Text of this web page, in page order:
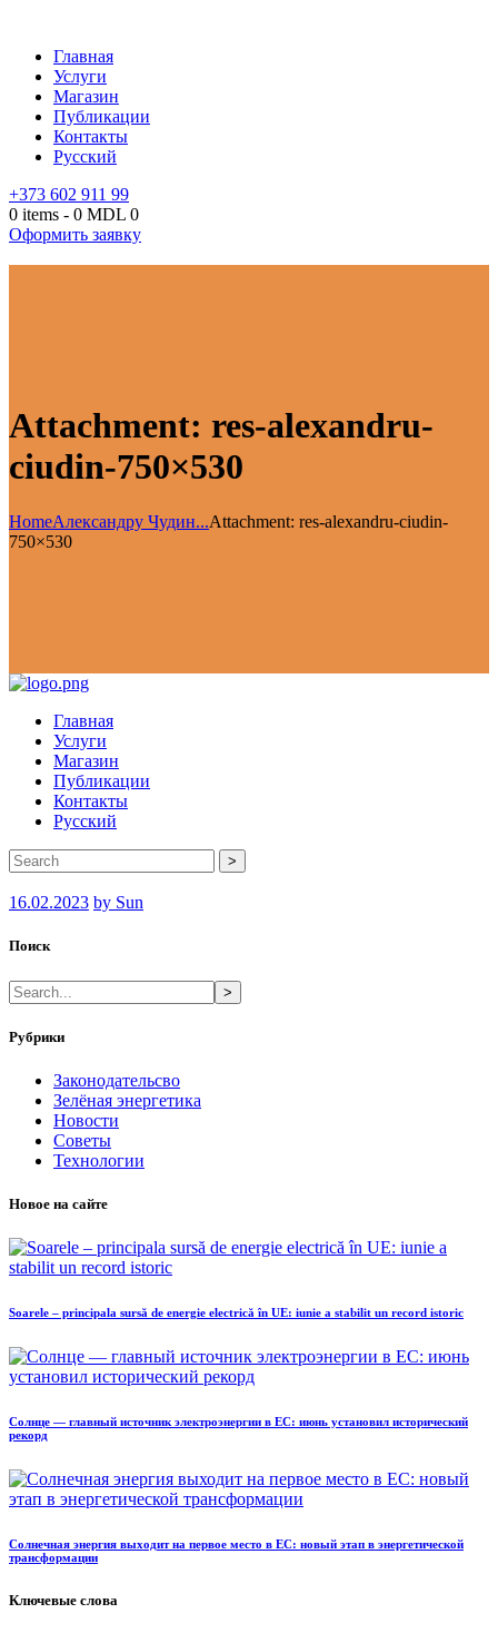
Главная
Услуги
Магазин
Публикации
Контакты
Русский
+373 602 911 99
0 items - 0 MDL 0
Оформить заявку
Attachment: res-alexandru-
ciudin-750×530
HomeАлександру Чудин...Attachment: res-alexandru-ciudin-
750×530
Главная
Услуги
Магазин
Публикации
Контакты
Русский
>
16.02.2023 by Sun
Поиск
>
Рубрики
Законодательсво
Зелёная энергетика
Новости
Советы
Технологии
Новое на сайте
Soarele – principala sursă de energie electrică în UE: iunie a stabilit un record istoric
Солнце — главный источник электроэнергии в ЕС: июнь установил исторический
рекорд
Солнечная энергия выходит на первое место в ЕС: новый этап в энергетической
трансформации
Ключевые слова